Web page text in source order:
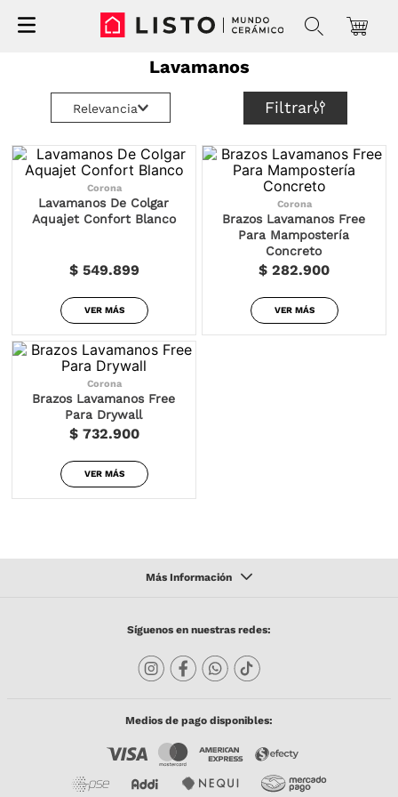
Lavamanos
Relevancia Filtrar
Corona
Lavamanos De Colgar
Aquajet Confort Blanco
$ 549.899
VER MÁS
Corona
Brazos Lavamanos Free
Para Mampostería
Concreto
$ 282.900
VER MÁS
Corona
Brazos Lavamanos Free
Para Drywall
$ 732.900
VER MÁS
Síguenos en nuestras redes:
Medios de pago disponibles: